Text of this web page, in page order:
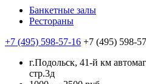
Банкетные залы
Рестораны
+7 (495) 598-57-16 +7 (495) 598-
г.Подольск, 41-й км
стр.3д